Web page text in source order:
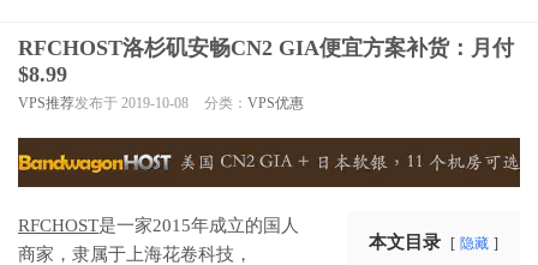
RFCHOST洛杉矶安畅CN2 GIA便宜方案补货：月付
$8.99
VPS推荐发布于 2019-10-08 分类： VPS优惠
本文目录 隐藏
RFCHOST是一家2015年成立的国人
商家，隶属于上海花卷科技，